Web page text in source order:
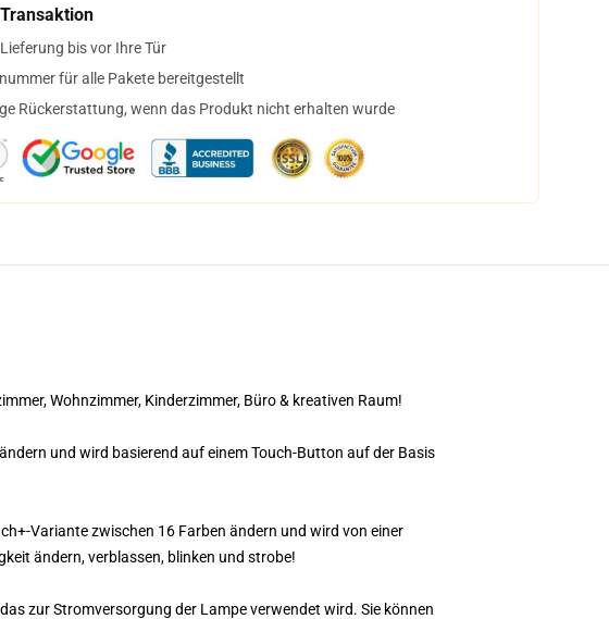
bis vor Ihre Tür
für alle Pakete bereitgestellt
Rückerstattung, wenn das Produkt nicht erhalten wurde
Wohnzimmer, Kinderzimmer, Büro & kreativen Raum!
und wird basierend auf einem Touch-Button auf der Basis
Variante zwischen 16 Farben ändern und wird von einer
ändern, verblassen, blinken und strobe!
zur Stromversorgung der Lampe verwendet wird. Sie können